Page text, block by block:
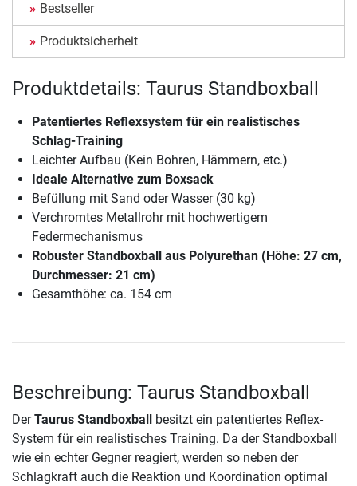
Bestseller
Produktsicherheit
Produktdetails: Taurus Standboxball
Patentiertes Reflexsystem für ein realistisches
Schlag-Training
Leichter Aufbau (Kein Bohren, Hämmern, etc.)
Ideale Alternative zum Boxsack
Befüllung mit Sand oder Wasser (30 kg)
Verchromtes Metallrohr mit hochwertigem
Federmechanismus
Robuster Standboxball aus Polyurethan (Höhe: 27 cm,
Durchmesser: 21 cm)
Gesamthöhe: ca. 154 cm
Beschreibung: Taurus Standboxball
DerTaurus Standboxball
besitzt ein patentiertes Reflex-
System für ein realistisches Training. Da der Standboxball
wie ein echter Gegner reagiert, werden so neben der
Schlagkraft auch die Reaktion und Koordination optimal